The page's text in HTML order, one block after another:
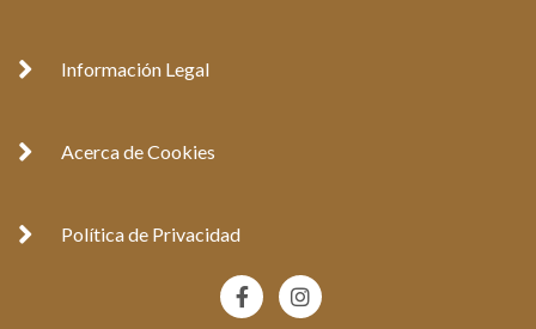
Información Legal
Acerca de Cookies
Política de Privacidad
F
a
I
n